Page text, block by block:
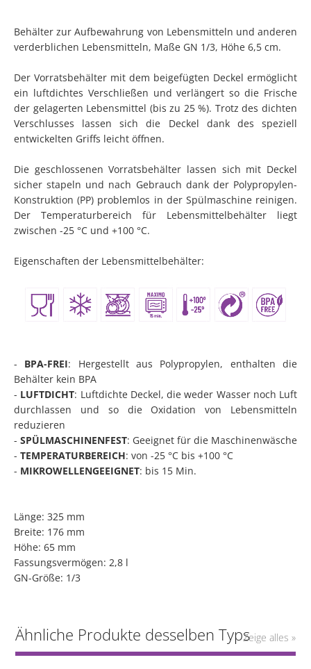
Behälter zur Aufbewahrung von Lebensmitteln und anderen
verderblichen Lebensmitteln, Maße GN 1/3, Höhe 6,5 cm.
Der Vorratsbehälter mit dem beigefügten Deckel ermöglicht
ein luftdichtes Verschließen und verlängert so die Frische
der gelagerten Lebensmittel (bis zu 25 %). Trotz des dichten
Verschlusses lassen sich die Deckel dank des speziell
entwickelten Griffs leicht öffnen.
Die geschlossenen Vorratsbehälter lassen sich mit Deckel
sicher stapeln und nach Gebrauch dank der Polypropylen-
Konstruktion (PP) problemlos in der Spülmaschine reinigen.
Der Temperaturbereich für Lebensmittelbehälter liegt
zwischen -25 °C und +100 °C.
Eigenschaften der Lebensmittelbehälter:
- BPA-FREI: Hergestellt aus Polypropylen, enthalten die
Behälter kein BPA
- LUFTDICHT: Luftdichte Deckel, die weder Wasser noch Luft
durchlassen und so die Oxidation von Lebensmitteln
reduzieren
- SPÜLMASCHINENFEST: Geeignet für die Maschinenwäsche
- TEMPERATURBEREICH: von -25 °C bis +100 °C
- MIKROWELLENGEEIGNET: bis 15 Min.
Länge: 325 mm
Breite: 176 mm
Höhe: 65 mm
Fassungsvermögen: 2,8 l
GN-Größe: 1/3
Ähnliche Produkte desselben TypsZeige alles »